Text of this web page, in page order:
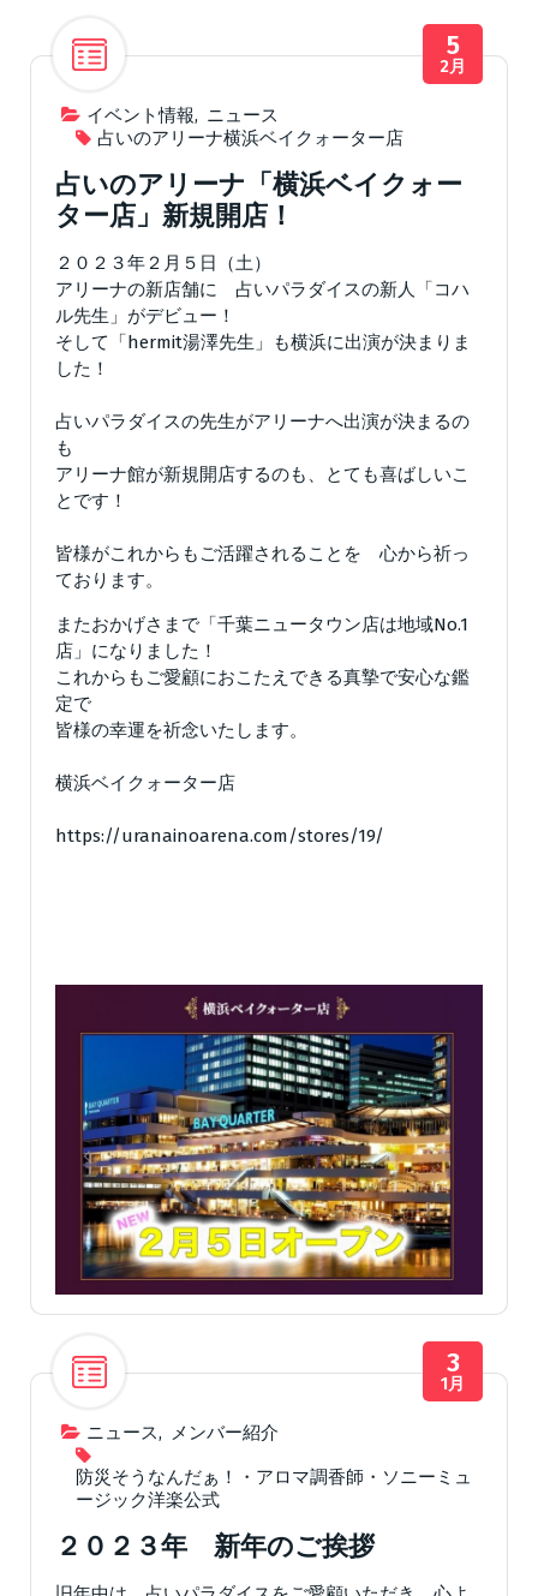
イベント情報, ニュース
占いのアリーナ横浜ベイクォーター店
5
2月
占いのアリーナ「横浜ベイクォー
ター店」新規開店！
２０２３年２月５日（土）
アリーナの新店舗に 占いパラダイスの新人「コハ
ル先生」がデビュー！
そして「hermit湯澤先生」も横浜に出演が決まりま
した！
占いパラダイスの先生がアリーナへ出演が決まるの
も
アリーナ館が新規開店するのも、とても喜ばしいこ
とです！
皆様がこれからもご活躍されることを 心から祈っ
ております。
またおかげさまで「千葉ニュータウン店は地域No.1
店」になりました！
これからもご愛顧におこたえできる真摯で安心な鑑
定で
皆様の幸運を祈念いたします。
横浜ベイクォーター店
https://uranainoarena.com/stores/19/
ニュース, メンバー紹介
防災そうなんだぁ！・アロマ調香師・ソニーミュ
ージック洋楽公式
3
1月
２０２３年 新年のご挨拶